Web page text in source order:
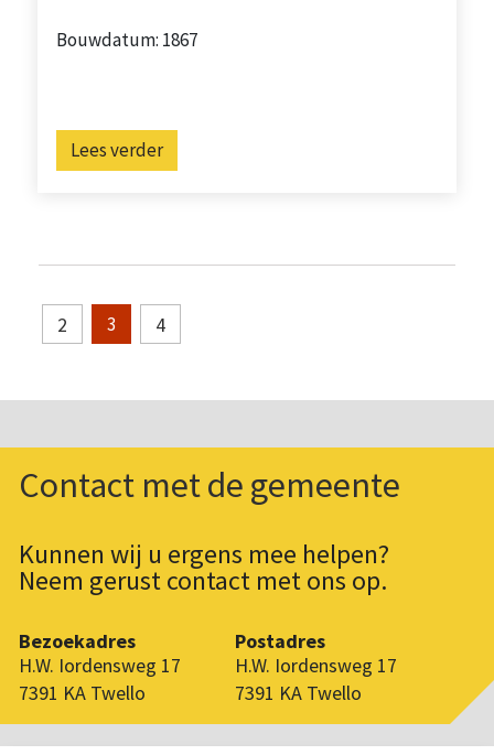
Bouwdatum: 1867
Lees verder
2 3 4
Contact met de gemeente
Kunnen wij u ergens mee helpen?
Neem gerust contact met ons op.
Bezoekadres
H.W. Iordensweg 17
7391 KA Twello
Postadres
H.W. Iordensweg 17
7391 KA Twello